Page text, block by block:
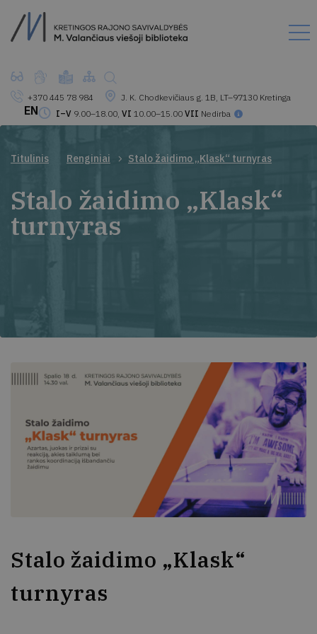
+370 445 78 984
J. K. Chodkevičiaus g. 1B, LT–97130 Kretinga
I–V 9.00–18.00, VI 10.00–15.00 VII Nedirba
EN
Titulinis Renginiai Stalo žaidimo „Klask“ turnyras
Stalo žaidimo „Klask“
turnyras
Stalo žaidimo „Klask“
turnyras